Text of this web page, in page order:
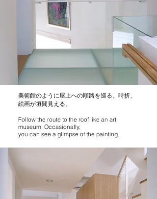
美術館のように屋上への順路を巡る。時折、
絵画が垣間見える。
Follow the route to the roof like an art
museum. Occasionally,
you can see a glimpse of the painting.